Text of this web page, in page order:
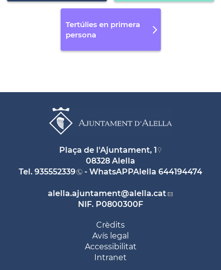
Tertúlies en primera
persona
Plaça de l'Ajuntament, 1
08328 Alella
Tel. 935552339 - WhatsAPPAlella 644194474
alella.ajuntament@alella.cat
NIF. P0800300F
Crèdits
Avís legal
Accessibilitat
Intranet